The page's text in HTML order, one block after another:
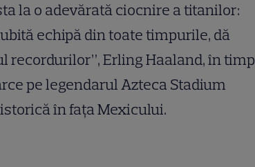
la o adevărată ciocnire a titanilor:
echipă din toate timpurile, dă
recordurilor”, Erling Haaland, în timp
pe legendarul Azteca Stadium
în fața Mexicului.